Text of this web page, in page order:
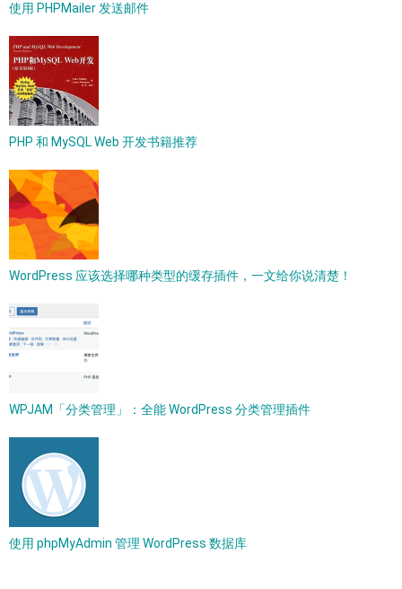
使用 PHPMailer 发送邮件
PHP 和 MySQL Web 开发书籍推荐
WordPress 应该选择哪种类型的缓存插件，一文给你说清楚！
WPJAM「分类管理」：全能 WordPress 分类管理插件
使用 phpMyAdmin 管理 WordPress 数据库